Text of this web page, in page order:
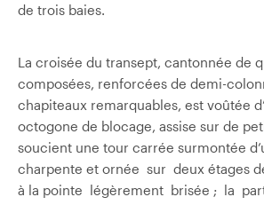
de trois baies.
La croisée du transept, cantonnée de
composées, renforcées de demi-
chapiteaux remarquables, est voûtée
octogone de blocage, assise sur de
soucient une tour carrée surmontée
charpente et ornée sur deux étages
à la pointe légèrement brisée ; la